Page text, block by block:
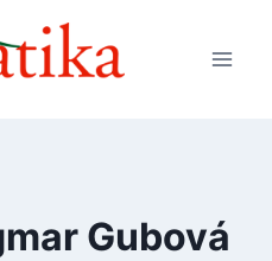
Gubová